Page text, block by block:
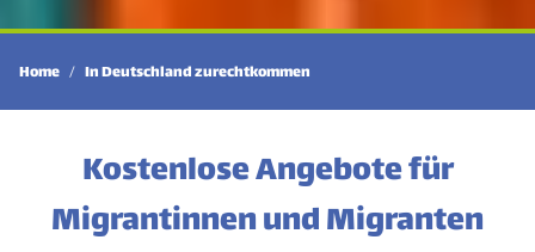
Home In Deutschland zurechtkommen
Kostenlose Angebote für
Migrantinnen und Migranten